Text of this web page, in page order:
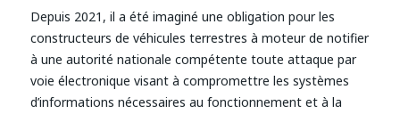
Depuis 2021, il a été imaginé une obligation pour les
constructeurs de véhicules terrestres à moteur de notifier
à une autorité nationale compétente toute attaque par
voie électronique visant à compromettre les systèmes
d’informations nécessaires au fonctionnement et à la